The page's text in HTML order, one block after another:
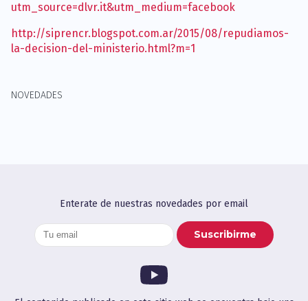
utm_source=dlvr.it&utm_medium=facebook
http://siprencr.blogspot.com.ar/2015/08/repudiamos-
la-decision-del-ministerio.html?m=1
NOVEDADES
Enterate de nuestras novedades por email